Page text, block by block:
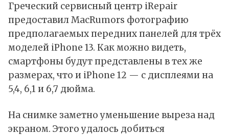
Греческий сервисный центр iRepair
предоставилMacRumors фотографию
предполагаемых передних панелей для трёх
моделей iPhone 13. Как можно видеть,
смартфоны будут представлены в тех же
размерах, что и iPhone 12 — с дисплеями на
5,4, 6,1 и 6,7 дюйма.
На снимке заметно уменьшение выреза над
экраном. Этого удалось добиться